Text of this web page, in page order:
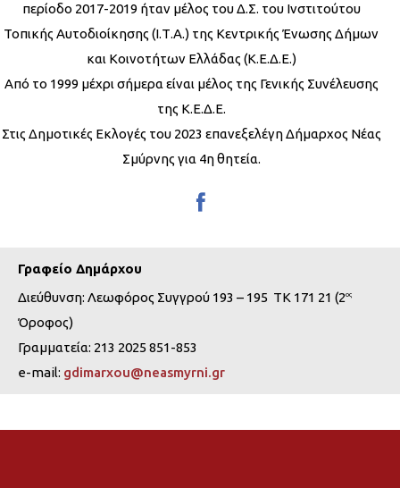
περίοδο 2017-2019 ήταν μέλος του Δ.Σ. του Ινστιτούτου
Τοπικής Αυτοδιοίκησης (Ι.Τ.Α.) της Κεντρικής Ένωσης Δήμων
και Κοινοτήτων Ελλάδας (Κ.Ε.Δ.Ε.)
Από το 1999 μέχρι σήμερα είναι μέλος της Γενικής Συνέλευσης
της Κ.Ε.Δ.Ε.
Στις Δημοτικές Εκλογές του 2023 επανεξελέγη Δήμαρχος Νέας
Σμύρνης για 4η θητεία.
Γραφείο Δημάρχου
Διεύθυνση: Λεωφόρος Συγγρού 193 – 195 ΤΚ 171 21 (2ος
Όροφος)
Γραμματεία: 213 2025 851-853
e-mail: gdimarxou@neasmyrni.gr